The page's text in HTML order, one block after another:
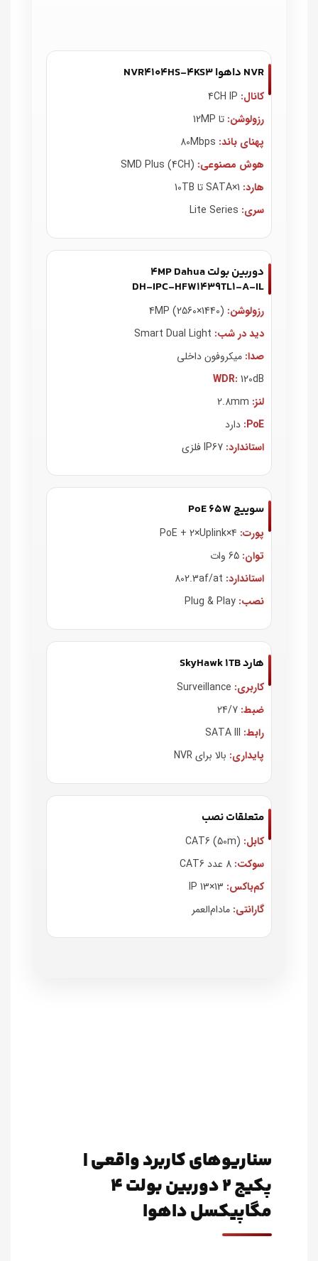
NVR داهوا NVR4104HS‑4KS3
کانال:
رزولوشن: تا 12MP
پهنای باند:
هوش مصنوعی:
هارد:
سری:
دوربین بولت 4MP Dahua
DH‑IPC‑HFW1439TL1‑A‑IL
رزولوشن:
دید در شب:
صدا: میکروفون داخلی
WDR: 120dB
لنز:
PoE: دارد
استاندارد:
سوییچ PoE 65W
پورت:
توان:
استاندارد:
نصب:
هارد SkyHawk 1TB
کاربری:
ضبط:
رابط:
پایداری: بالا برای NVR
متعلقات نصب
کابل:
سوکت:
کم‌باکس:
گارانتی: مادام‌العمر
سناریوهای کاربرد واقعی |
پکیج ۲ دوربین بولت ۴
مگاپیکسل داهوا